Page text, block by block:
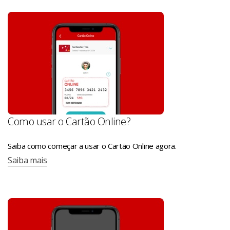
Como usar o Cartão Online?
Saiba como começar a usar o Cartão Online agora.
Saiba mais